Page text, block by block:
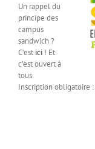
Un rappel du
principe des
campus
sandwich ?
C’est ici ! Et
c’est ouvert à
tous.
Inscription obligatoire :